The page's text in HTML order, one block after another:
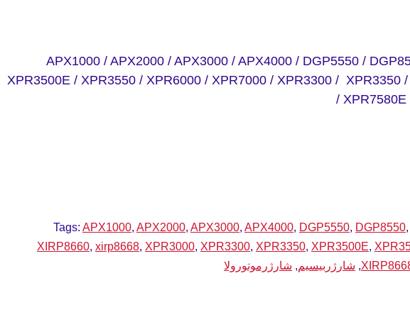
APX1000 / APX2000 / APX3000 / APX4000 / DGP5550 /
XPR3500E / XPR3550 / XPR6000 / XPR7000 / XPR3300 /
/
Tags: APX1000, APX2000, APX3000, APX4000, DGP5550, DGP8550,
XIRP8660, xirp8668, XPR3000, XPR3300, XPR3350, XPR3500E,
, شارژربیسیم, شارژرموتورولا